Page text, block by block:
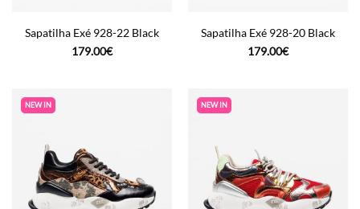
Sapatilha Exé 928-22 Black
179.00€
Sapatilha Exé 928-20 Black
179.00€
NEW IN NEW IN